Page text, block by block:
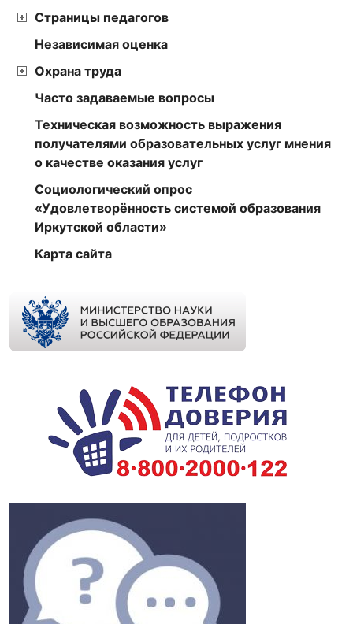
Страницы педагогов
Независимая оценка
Охрана труда
Часто задаваемые вопросы
Техническая возможность выражения
получателями образовательных услуг мнения
о качестве оказания услуг
Социологический опрос
«Удовлетворённость системой образования
Иркутской области»
Карта сайта